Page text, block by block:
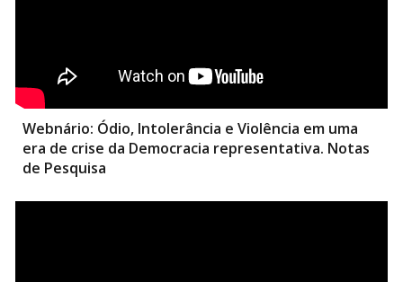
Webnário: Ódio, Intolerância e Violência em uma
era de crise da Democracia representativa. Notas
de Pesquisa